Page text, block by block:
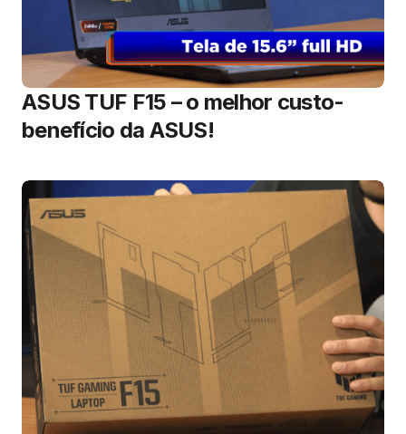
ASUS TUF F15 – o melhor custo-
benefício da ASUS!